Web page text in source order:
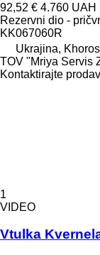
92,52 € 4.760 UAH
Rezervni dio -
KK067060R
Ukrajina,
TOV "Mriya Servis
Kontaktirajte
1
VIDEO
Vtulka